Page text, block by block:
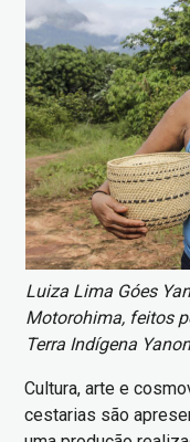
Luiza Lima Góes
Motorohima, feitos
Terra Indígena
Cultura, arte e
cestarias são